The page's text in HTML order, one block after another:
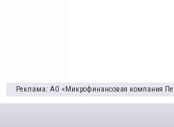
Реклама: АО «Микрофинансовая компания